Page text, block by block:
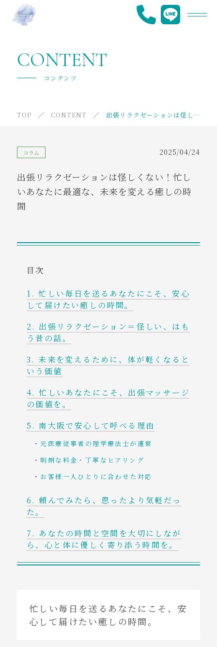
ご利用の流れ
採用情報
ニュース
アクセス
tel. 080-7822-7158
CONTENT
コンテンツ
TOP CONTENT 出張リラクゼーションは怪しくない！忙しいあなたに最適な、未来を変える癒しの時間
コラム 2025/04/24
出張リラクゼーションは怪しくない！忙し
いあなたに最適な、未来を変える癒しの時
間
目次
忙しい毎日を送るあなたにこそ、安心
して届けたい癒しの時間。
出張リラクゼーション＝怪しい、はも
う昔の話。
未来を変えるために、体が軽くなると
いう価値
忙しいあなたにこそ、出張マッサージ
の価値を。
南大阪で安心して呼べる理由
元医療従事者の理学療法士が運営
明朗な料金・丁寧なヒアリング
お客様一人ひとりに合わせた対応
頼んでみたら、思ったより気軽だっ
た。
あなたの時間と空間を大切にしなが
ら、心と体に優しく寄り添う時間を。
忙しい毎日を送るあなたにこそ、安
心して届けたい癒しの時間。